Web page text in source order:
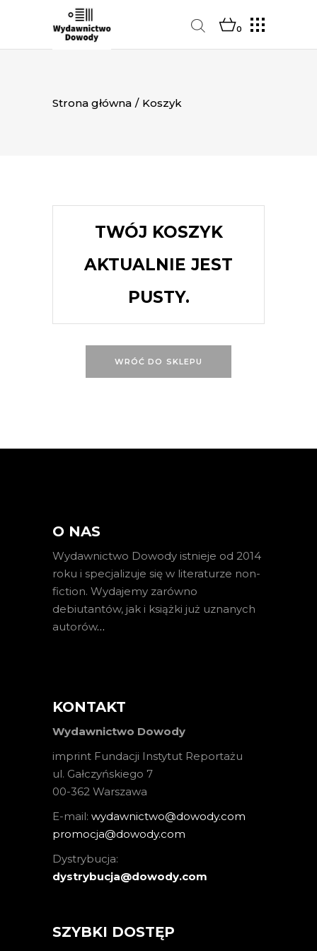
0
Strona główna / Koszyk
TWÓJ KOSZYK
AKTUALNIE JEST
PUSTY.
WRÓĆ DO SKLEPU
O NAS
Wydawnictwo Dowody istnieje od 2014
roku i specjalizuje się w literaturze non-
fiction. Wydajemy zarówno
debiutantów, jak i książki już uznanych
autorów…
KONTAKT
Wydawnictwo Dowody
imprint Fundacji Instytut Reportażu
ul. Gałczyńskiego 7
00-362 Warszawa
E-mail: wydawnictwo@dowody.com
promocja@dowody.com
Dystrybucja:
dystrybucja@dowody.com
SZYBKI DOSTĘP